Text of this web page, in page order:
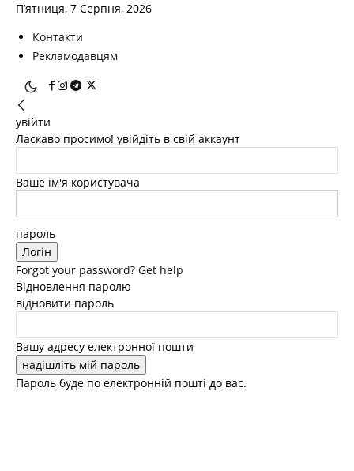
П’ятниця, 7 Серпня, 2026
Контакти
Рекламодавцям
увійти
Ласкаво просимо! увійдіть в свій аккаунт
Ваше ім'я користувача
пароль
Forgot your password? Get help
Відновлення паролю
відновити пароль
Вашу адресу електронної пошти
Пароль буде по електронній пошті до вас.